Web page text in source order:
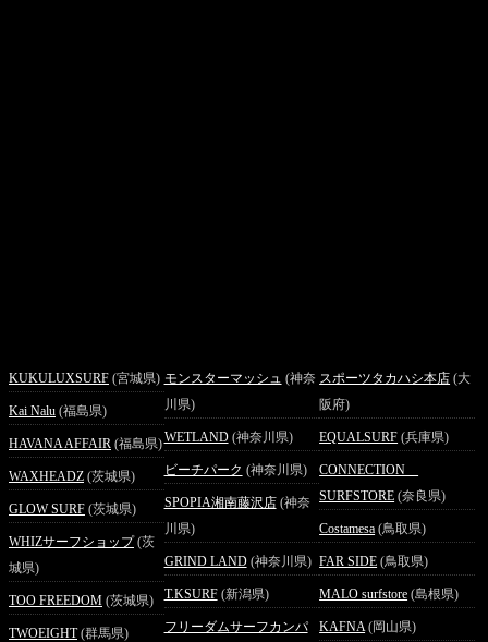
KUKULUXSURF (宮城県)
Kai Nalu (福島県)
HAVANA AFFAIR (福島県)
WAXHEADZ (茨城県)
GLOW SURF (茨城県)
WHIZサーフショップ(茨
城県)
TOO FREEDOM (茨城県)
TWOEIGHT(群馬県)
モンスターマッシュ (神奈
川県)
WETLAND(神奈川県)
ビーチパーク (神奈川県)
SPOPIA湘南藤沢店(神奈
川県)
GRIND LAND(神奈川県)
T.KSURF(新潟県)
フリーダムサーフカンパ
スポーツタカハシ本店 (大
阪府)
EQUALSURF (兵庫県)
CONNECTION
SURFSTORE (奈良県)
Costamesa (鳥取県)
FAR SIDE (鳥取県)
MALO surfstore (島根県)
KAFNA(岡山県)